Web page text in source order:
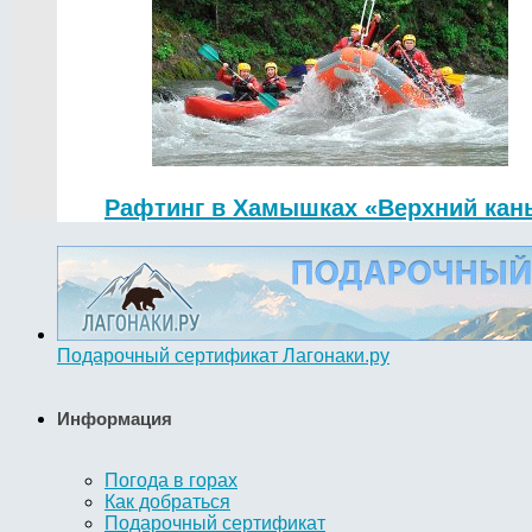
Рафтинг в Хамышках «Верхний
Подарочный сертификат Лагонаки.ру
Информация
Погода в горах
Как добраться
Подарочный сертификат